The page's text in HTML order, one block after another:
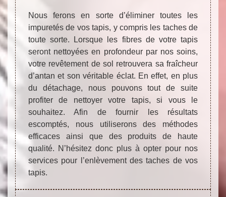
Nous ferons en sorte d’éliminer toutes les
impuretés de vos tapis, y compris les taches de
toute sorte. Lorsque les fibres de votre tapis
seront nettoyées en profondeur par nos soins,
votre revêtement de sol retrouvera sa fraîcheur
d’antan et son véritable éclat. En effet, en plus
du détachage, nous pouvons tout de suite
profiter de nettoyer votre tapis, si vous le
souhaitez. Afin de fournir les résultats
escomptés, nous utiliserons des méthodes
efficaces ainsi que des produits de haute
qualité. N’hésitez donc plus à opter pour nos
services pour l’enlèvement des taches de vos
tapis.